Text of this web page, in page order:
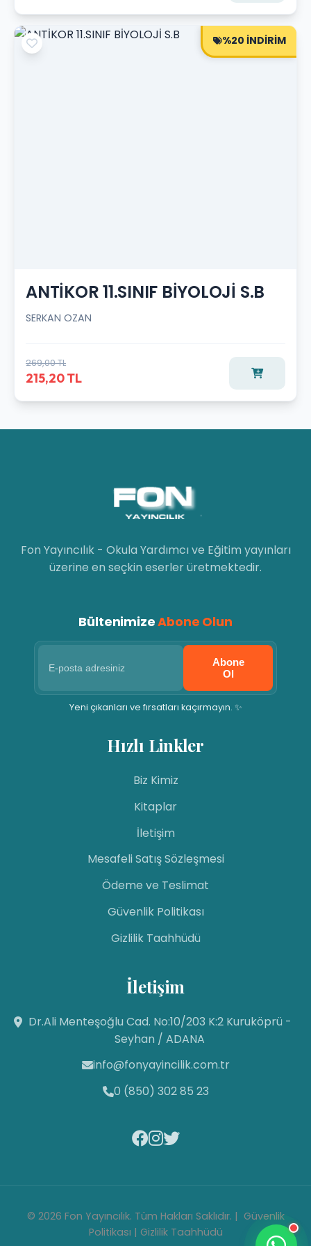
%20 İNDİRİM
ANTİKOR 11.SINIF BİYOLOJİ S.B
SERKAN OZAN
269,00 TL
215,20 TL
Fon Yayıncılık - Okula Yardımcı ve Eğitim yayınları
üzerine en seçkin eserler üretmektedir.
BültenimizeAbone Olun
Abone
Ol
Yeni çıkanları ve fırsatları kaçırmayın. ✨
Hızlı Linkler
Biz Kimiz
Kitaplar
İletişim
Mesafeli Satış Sözleşmesi
Ödeme ve Teslimat
Güvenlik Politikası
Gizlilik Taahhüdü
İletişim
Dr.Ali Menteşoğlu Cad. No:10/203 K:2 Kuruköprü -
Seyhan / ADANA
info@fonyayincilik.com.tr
0 (850) 302 85 23
© 2026 Fon Yayıncılık. Tüm Hakları Saklıdır. | Güvenlik
Politikası | Gizlilik Taahhüdü
Canlı Destek Hattı
Fon Yayıncılık
Merhaba! Size nasıl yardımcı
olabilirim? Aşağıdan mesajınızı